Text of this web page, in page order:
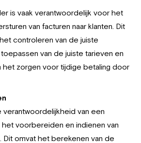
is vaak verantwoordelijk voor het
van facturen naar klanten. Dit
controleren van de juiste
van de juiste tarieven en
het zorgen voor tijdige betaling door
verantwoordelijkheid van een
voorbereiden en indienen van
Dit omvat het berekenen van de